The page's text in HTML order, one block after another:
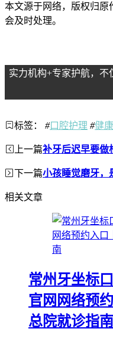
本文源于网络，版权归原
会及时处理。
实力机构+专家护航，
标签： #口腔护理 #健康
上一篇补牙后迟早要做
下一篇小孩睡觉磨牙，
相关文章
常州牙坐标
官网网络预
总院就诊指南